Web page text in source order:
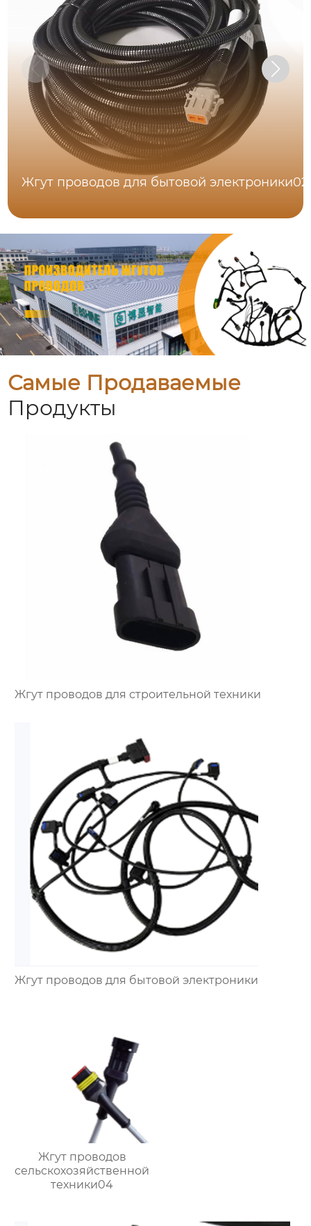
Жгут проводов для бытовой электроники02
Самые Продаваемые
Продукты
Жгут проводов для строительной техники
Жгут проводов для бытовой электроники
Жгут проводов
сельскохозяйственной
техники04